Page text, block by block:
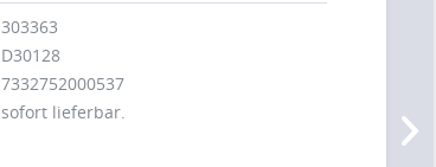
303363
D30128
7332752000537
sofort lieferbar.